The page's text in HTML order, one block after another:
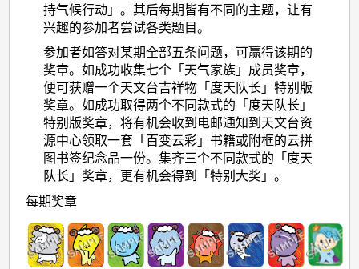
持气候行动」。其后每期皆有不同的主题，让有
兴趣的参加者尝试各类题目。
参加者如答对某期全部五条问题，可赢得该期的
奖章。如成功收集七个「天气家族」成员奖章，
便可获赠一个天文台吉祥物「度天队长」特别版
奖章。如成功取得两个不同款式的「度天队长」
特别版奖章，将有机会收到电邮通知到天文台资
源中心领取一套「百变云彩」书籍或附框的云拼
图书签纪念品一份。集齐三个不同款式的「度天
队长」奖章，更有机会得到「特别大奖」。
每期奖章